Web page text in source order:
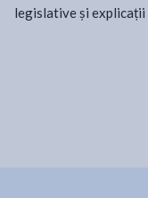
legislative și